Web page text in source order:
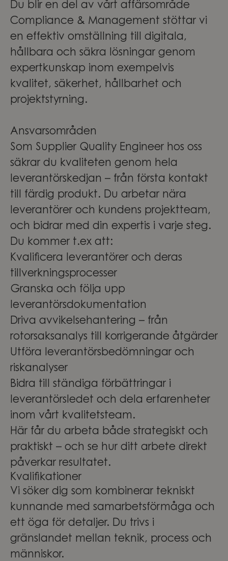
Du blir en del av vårt affärsområde
Compliance & Management stöttar vi
en effektiv omställning till digitala,
hållbara och säkra lösningar genom
expertkunskap inom exempelvis
kvalitet, säkerhet, hållbarhet och
projektstyrning.
Ansvarsområden
Som Supplier Quality Engineer hos oss
säkrar du kvaliteten genom hela
leverantörskedjan – från första kontakt
till färdig produkt. Du arbetar nära
leverantörer och kundens projektteam,
och bidrar med din expertis i varje steg.
Du kommer t.ex att:
Kvalificera leverantörer och deras
tillverkningsprocesser
Granska och följa upp
leverantörsdokumentation
Driva avvikelsehantering – från
rotorsaksanalys till korrigerande åtgärder
Utföra leverantörsbedömningar och
riskanalyser
Bidra till ständiga förbättringar i
leverantörsledet och dela erfarenheter
inom vårt kvalitetsteam.
Här får du arbeta både strategiskt och
praktiskt – och se hur ditt arbete direkt
påverkar resultatet.
Kvalifikationer
Vi söker dig som kombinerar tekniskt
kunnande med samarbetsförmåga och
ett öga för detaljer. Du trivs i
gränslandet mellan teknik, process och
människor.